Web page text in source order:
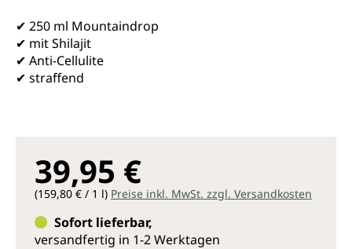
✔ 250 ml Mountaindrop
✔ mit Shilajit
✔ Anti-Cellulite
✔ straffend
39,95 €
(159,80 € / 1 l) Preise inkl. MwSt. zzgl. Versandkosten
Sofort lieferbar,
versandfertig in 1-2 Werktagen